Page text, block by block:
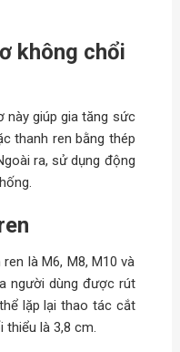
không chổi
này giúp gia tăng sức
thanh ren bằng thép
ra, sử dụng động
là M6, M8, M10 và
người dùng được rút
lặp lại thao tác cắt
là 3,8 cm.